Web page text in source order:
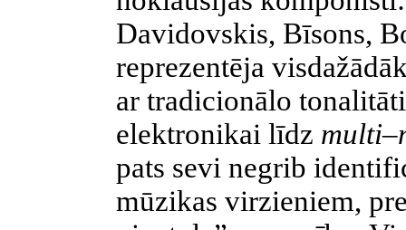
Davidovskis, Bīsons,
reprezentēja
ar tradicionālo
elektronikai līdz
pats sevi negrib
mūzikas virzieniem,